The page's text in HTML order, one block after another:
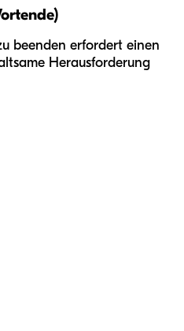
beenden erfordert einen
Herausforderung